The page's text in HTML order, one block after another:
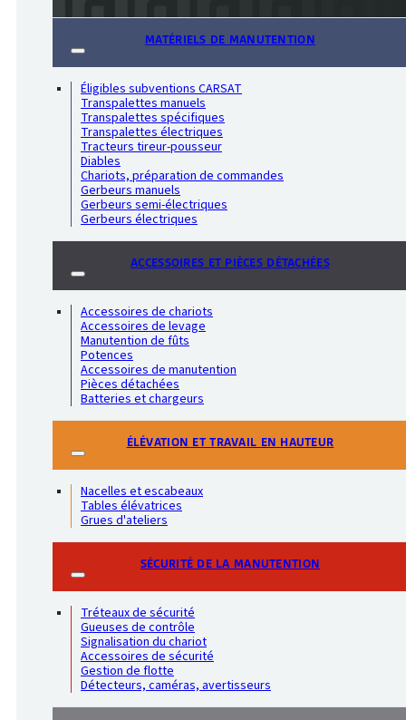
MATÉRIELS DE MANUTENTION
Éligibles subventions CARSAT
Transpalettes manuels
Transpalettes spécifiques
Transpalettes électriques
Tracteurs tireur-pousseur
Diables
Chariots, préparation de commandes
Gerbeurs manuels
Gerbeurs semi-électriques
Gerbeurs électriques
ACCESSOIRES ET PIÈCES DÉTACHÉES
Accessoires de chariots
Accessoires de levage
Manutention de fûts
Potences
Accessoires de manutention
Pièces détachées
Batteries et chargeurs
ÉLÉVATION ET TRAVAIL EN HAUTEUR
Nacelles et escabeaux
Tables élévatrices
Grues d'ateliers
SÉCURITÉ DE LA MANUTENTION
Tréteaux de sécurité
Gueuses de contrôle
Signalisation du chariot
Accessoires de sécurité
Gestion de flotte
Détecteurs, caméras, avertisseurs